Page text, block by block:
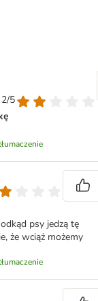
5
psy jedzą tę
że wciąż możemy